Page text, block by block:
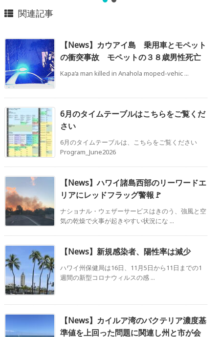
関連記事
【News】カウアイ島 乗用車とモペット
の衝突事故 モペットの３８歳男性死亡
Kapa‘a man killed in Anahola moped-vehic ...
6月のタイムテーブルはこちらをご覧くだ
さい
6月のタイムテーブルは、こちらをご覧ください
Program_June2026
【News】ハワイ諸島西部のリーワードエ
リアにレッドフラッグ警報🚩
ナショナル・ウェザーサービスはきのう、強風と空
気の乾燥で火事が起きやすい状況にな ...
【News】新規感染者、陽性率は減少
ハワイ州保健局は16日、11月5日から11日までの1
週間の新型コロナウィルスの感 ...
【News】カイルア湾のバクテリア濃度基
準値を上回った問題に関連し州と市が会